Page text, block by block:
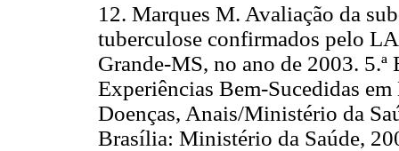
12. Marques M. Avaliação da
tuberculose confirmados pelo
Grande-MS, no ano de 2003.
Experiências Bem-Sucedidas
Doenças, Anais/Ministério da
Brasília: Ministério da Saúde,